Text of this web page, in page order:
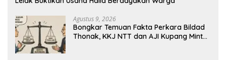
Agustus 9, 2026
Bongkar Temuan Fakta Perkara Bildad
Thonak, KKJ NTT dan AJI Kupang Minta